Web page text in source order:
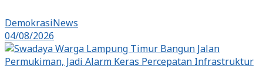
DemokrasiNews
04/08/2026